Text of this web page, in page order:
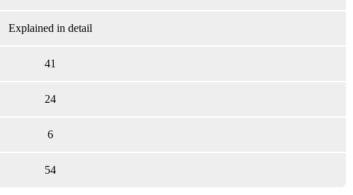
Explained in detail
41
24
6
54